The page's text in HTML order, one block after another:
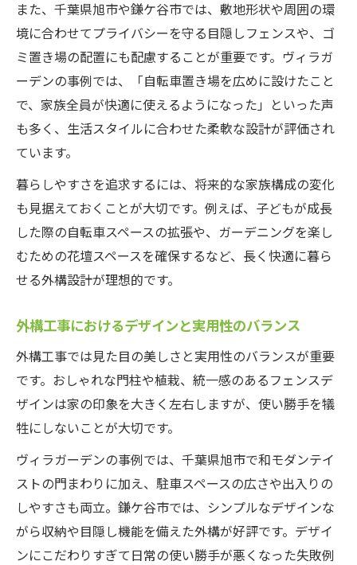
また、千葉県旭市や鎌ケ谷市では、敷地形状や周囲の環
境に合わせてプライバシーを守る目隠しフェンスや、ゴ
ミ置き場の配置にも配慮することが重要です。ヴィラガ
ーデンの事例では、「自転車置き場を広めに設けたこと
で、家族全員が快適に使えるようになった」といった声
も多く、生活スタイルに合わせた柔軟な設計が評価され
ています。
暮らしやすさを追求するには、将来的な家族構成の変化
も見据えておくことが大切です。例えば、子どもが成長
した際の自転車スペースの拡張や、ガーデニングを楽し
むための花壇スペースを確保するなど、長く快適に暮ら
せる外構設計が理想的です。
外構工事におけるデザインと実用性のバランス
外構工事では見た目の美しさと実用性のバランスが重要
です。おしゃれな門柱や植栽、統一感のあるフェンスデ
ザインは家の印象を大きく左右しますが、使い勝手を犠
牲にしないことが大切です。
ヴィラガーデンの事例では、千葉県旭市で和モダンテイ
ストの門まわりに加え、駐車スペースの広さや出入りの
しやすさも両立。鎌ケ谷市では、シンプルなデザインな
がら収納や目隠し機能を備えた外構が好評です。デザイ
ンにこだわりすぎて日常の使い勝手が悪くなった失敗例